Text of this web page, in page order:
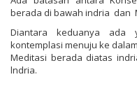
berada di bawah indria dan
Diantara keduanya ada
kontemplasi menuju ke
Meditasi berada diatas
lndria.